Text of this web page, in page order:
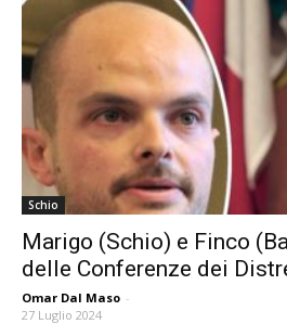
Schio
Marigo (Schio) e Finco
delle Conferenze dei
Omar Dal Maso -
27 Luglio 2024